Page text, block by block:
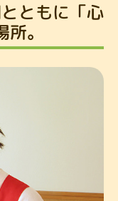
ともに「心
。